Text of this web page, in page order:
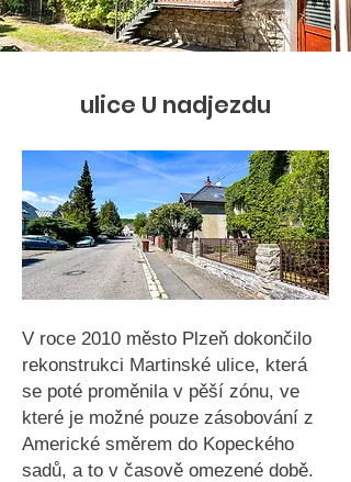
ulice U nadjezdu
V roce 2010 město Plzeň dokončilo
rekonstrukci Martinské ulice, která
se poté proměnila v pěší zónu, ve
které je možné pouze zásobování z
Americké směrem do Kopeckého
sadů, a to v časově omezené době.